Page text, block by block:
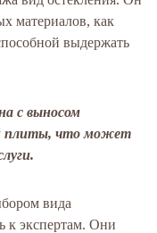
материалов, как
выдержать
с выносом
плиты, что может
вида
к экспертам. Они